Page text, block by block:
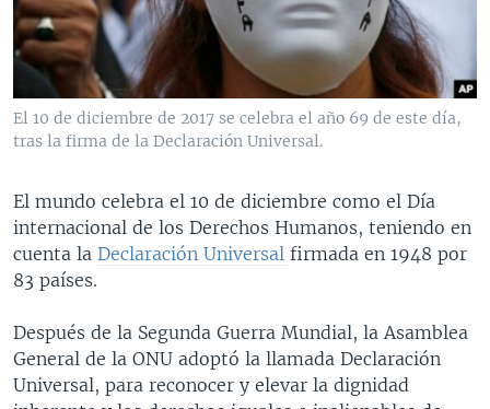
VENEZUELA
BRASIL
NICARAGUA
ECONOMÍA
ENTRETENIMIENTO Y CULTURA
TECNOLOGÍA
DEPORTES
MULTIMEDIA
VIDEOS
FOTOGRAFÍA
AUDIOS
PROGRAMAS TV
EL MUNDO AL DÍA
FORO INTERAMERICANO
PANORAMA
RADIO
AVANCE INFORMATIVO
ESTADOS UNIDOS AL DÍA
EL MUNDO AL DÍA [RADIO]
FORO [RADIO]
DEPORTIVO INTERNACIONAL
DIRECT
Learning English
SÍGANOS
Idiomas
El 10 de diciembre de 2017 se celebra el año 69 de este día,
tras la firma de la Declaración Universal.
El mundo celebra el 10 de diciembre como el Día
internacional de los Derechos Humanos, teniendo en
cuenta la Declaración Universal firmada en 1948 por
83 países.
Después de la Segunda Guerra Mundial, la Asamblea
General de la ONU adoptó la llamada Declaración
Universal, para reconocer y elevar la dignidad